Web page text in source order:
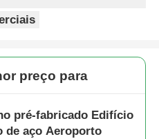
preço para
pré-fabricado Edifício
de aço Aeroporto